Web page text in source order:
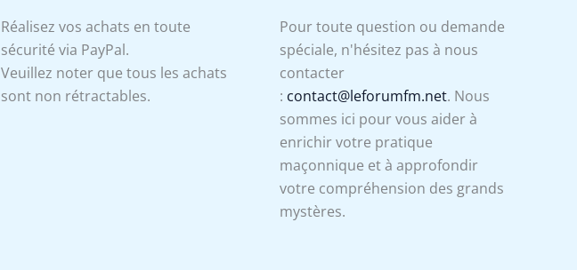
Réalisez vos achats en toute
sécurité via PayPal.
Veuillez noter que tous les achats
sont non rétractables.
Pour toute question ou demande
spéciale, n'hésitez pas à nous
contacter
: contact@leforumfm.net. Nous
sommes ici pour vous aider à
enrichir votre pratique
maçonnique et à approfondir
votre compréhension des grands
mystères.